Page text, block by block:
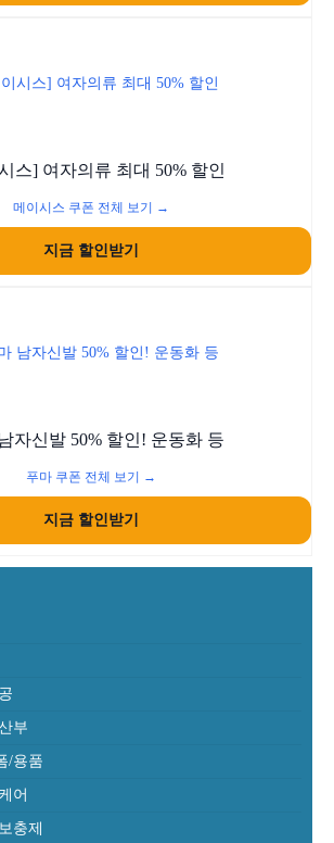
스] 여자의류 최대 50% 할인
메이시스 쿠폰 전체 보기 →
지금 할인받기
자신발 50% 할인! 운동화 등
푸마 쿠폰 전체 보기 →
지금 할인받기
부
/용품
어
충제